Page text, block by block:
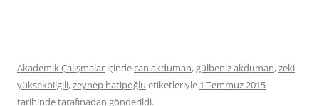
Akademik Çalışmalar içindecan akduman,gülbeniz akduman,zeki
yüksekbilgili,zeynep hatipoğlu etiketleriyle 1 Temmuz 2015
tarihindetarafınadan gönderildi.